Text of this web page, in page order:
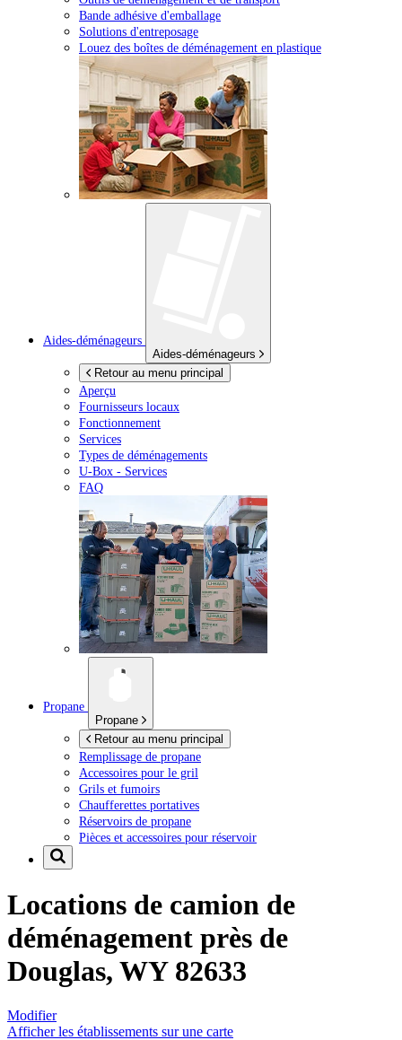
Bande adhésive d'emballage
Solutions d'entreposage
Louez des boîtes de déménagement en plastique
Aides-déménageurs
Aides-déménageurs
Retour au menu principal
Aperçu
Fournisseurs locaux
Fonctionnement
Services
Types de déménagements
U-Box - Services
FAQ
Propane
Propane
Retour au menu principal
Remplissage de propane
Accessoires pour le gril
Grils et fumoirs
Chaufferettes portatives
Réservoirs de propane
Pièces et accessoires pour réservoir
Locations de camion de
déménagement près de
Douglas, WY 82633
Modifier
Afficher les établissements sur une carte